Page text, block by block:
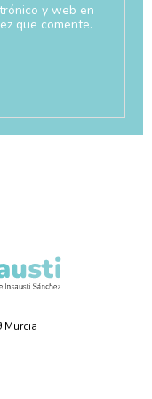
y web en
que comente.
Murcia